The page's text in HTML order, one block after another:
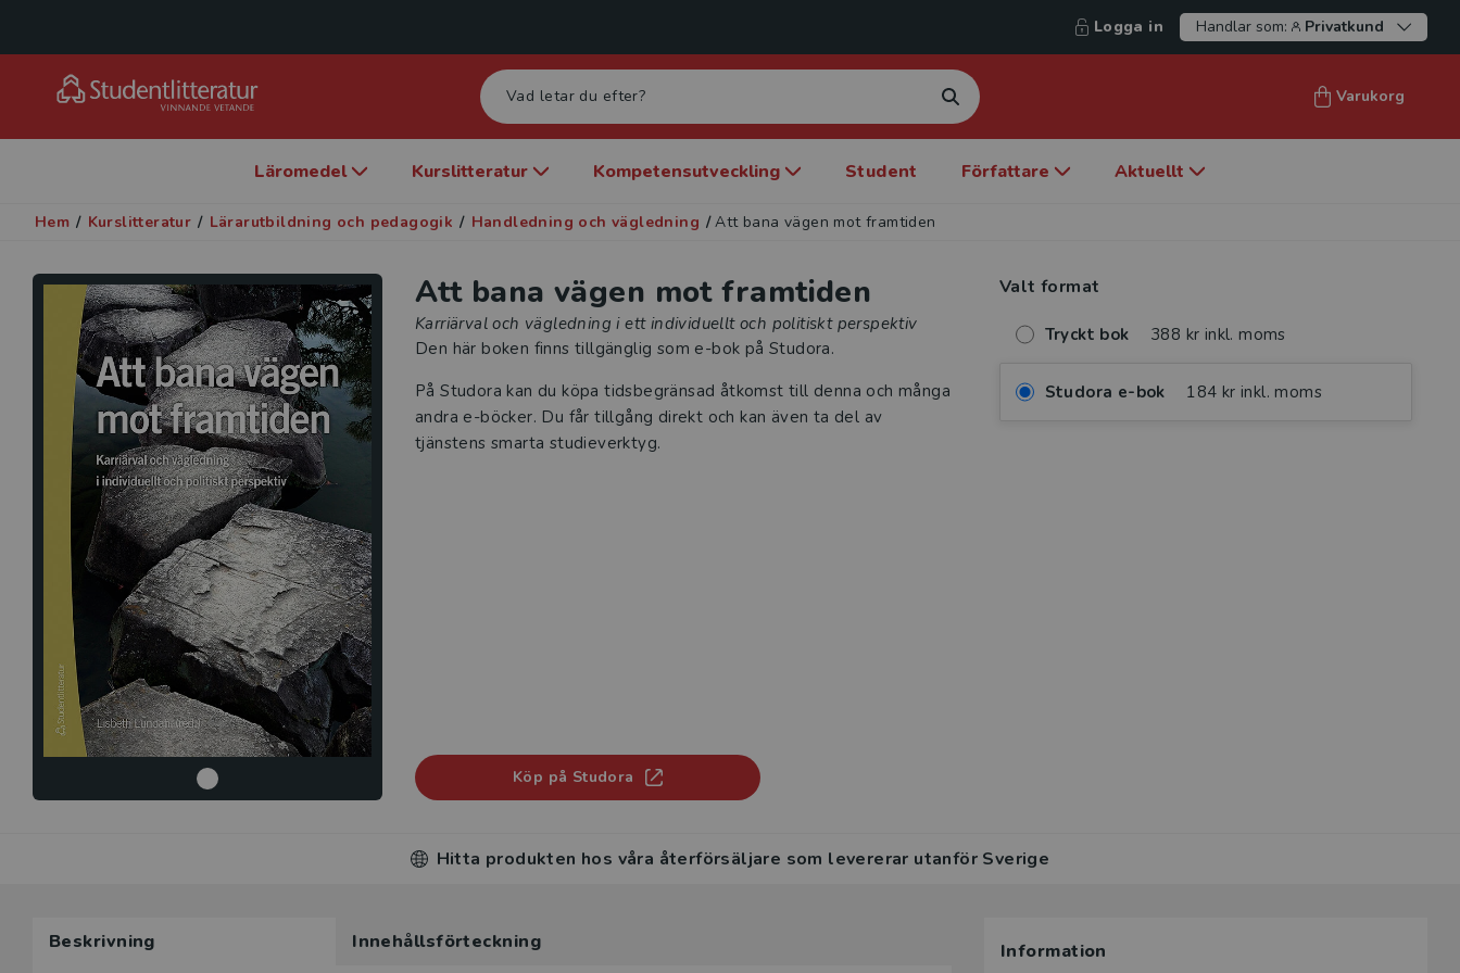
Logga in Handlar som: Privatkund
Varukorg
Läromedel Kurslitteratur Kompetensutveckling Student Författare Aktuellt
Hem / Kurslitteratur / Lärarutbildning och pedagogik / Handledning och vägledning / Att bana vägen mot framtiden
Att bana vägen mot framtiden
Karriärval och vägledning i ett individuellt och politiskt perspektiv
Den här boken finns tillgänglig som e-bok på Studora.
På Studora kan du köpa tidsbegränsad åtkomst till denna och många
andra e-böcker. Du får tillgång direkt och kan även ta del av
tjänstens smarta studieverktyg.
Köp på Studora
Valt format
Tryckt bok 388 kr inkl. moms
Studora e-bok 184 kr inkl. moms
Hitta produkten hos våra återförsäljare som levererar utanför Sverige
Beskrivning Innehållsförteckning Information